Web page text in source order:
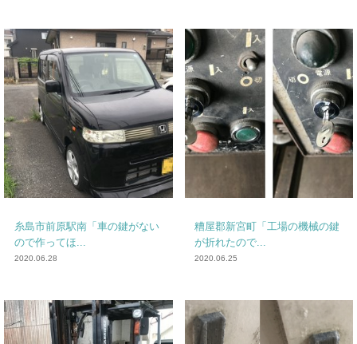
糸島市前原駅南「車の鍵がない
ので作ってほ...
2020.06.28
糟屋郡新宮町「工場の機械の鍵
が折れたので...
2020.06.25